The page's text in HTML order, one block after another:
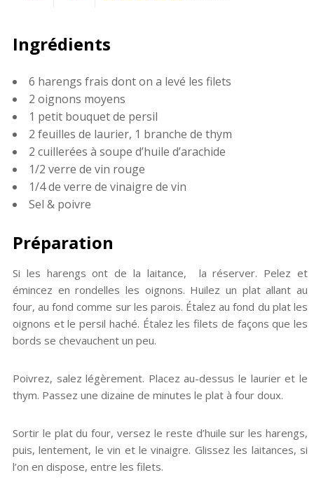
sur
Google+
it
Ingrédients
6 harengs frais dont on a levé les filets
2 oignons moyens
1 petit bouquet de persil
2 feuilles de laurier, 1 branche de thym
2 cuillerées à soupe d’huile d’arachide
1/2 verre de vin rouge
1/4 de verre de vinaigre de vin
Sel & poivre
Préparation
Si les harengs ont de la laitance, la réserver. Pelez et
émincez en rondelles les oignons. Huilez un plat allant au
four, au fond comme sur les parois. Étalez au fond du plat les
oignons et le persil haché. Étalez les filets de façons que les
bords se chevauchent un peu.
Poivrez, salez légèrement. Placez au-dessus le laurier et le
thym. Passez une dizaine de minutes le plat à four doux.
Sortir le plat du four, versez le reste d’huile sur les harengs,
puis, lentement, le vin et le vinaigre. Glissez les laitances, si
l’on en dispose, entre les filets.